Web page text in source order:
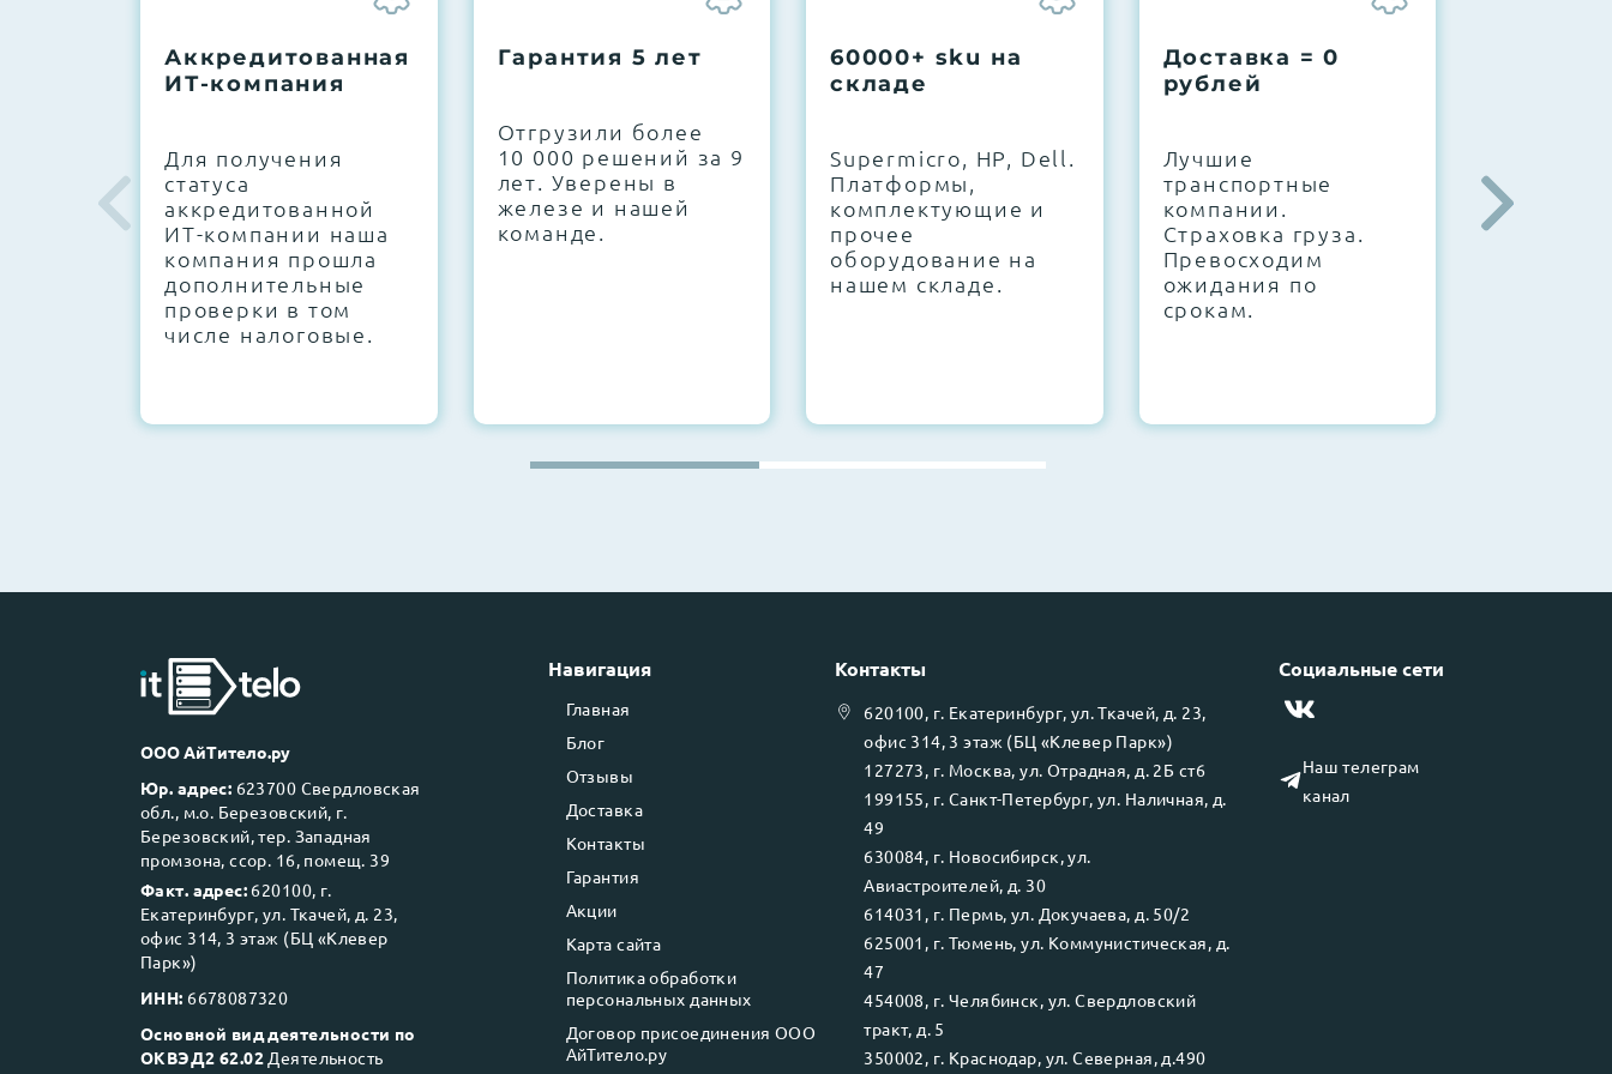
Next Business Day (NBD)
Аккредитованная
ИТ-компания
Для получения
статуса
аккредитованной
ИТ-компании наша
компания прошла
дополнительные
проверки в том
числе налоговые.
Гарантия 5 лет
Отгрузили более
10 000 решений за 9
лет. Уверены в
железе и нашей
команде.
60000+ sku на
складе
Supermicro, HP, Dell.
Платформы,
комплектующие и
прочее
оборудование на
нашем складе.
Доставка = 0
рублей
Лучшие
транспортные
компании.
Страховка груза.
Превосходим
ожидания по
срокам.
штате.
10000+
ООО АйТитело.ру
Юр. адрес: 623700 Свердловская
обл., м.о. Березовский, г.
Березовский, тер. Западная
промзона, ссор. 16, помещ. 39
Факт. адрес: 620100, г.
Екатеринбург, ул. Ткачей, д. 23,
офис 314, 3 этаж (БЦ «Клевер
Парк»)
ИНН: 6678087320
Основной вид деятельности по
ОКВЭД2 62.02 Деятельность
Навигация
Главная
Блог
Отзывы
Доставка
Контакты
Гарантия
Акции
Карта сайта
Политика обработки
персональных данных
Договор присоединения ООО
АйТитело.ру
Контакты
620100, г. Екатеринбург, ул.Ткачей, д. 23,
офис 314, 3 этаж (БЦ «Клевер Парк»)
127273, г. Москва, ул. Отрадная, д. 2Б ст6
199155, г. Санкт-Петербург, ул. Наличная, д.
49
630084, г. Новосибирск, ул.
Авиастроителей, д. 30
614031 , г. Пермь, ул. Докучаева, д. 50/2
625001 , г. Тюмень, ул. Коммунистическая, д.
47
454008, г. Челябинск, ул.Свердловский
тракт, д. 5
350002, г. Краснодар, ул.Северная, д.490
Социальные сети
Наш телеграм
канал